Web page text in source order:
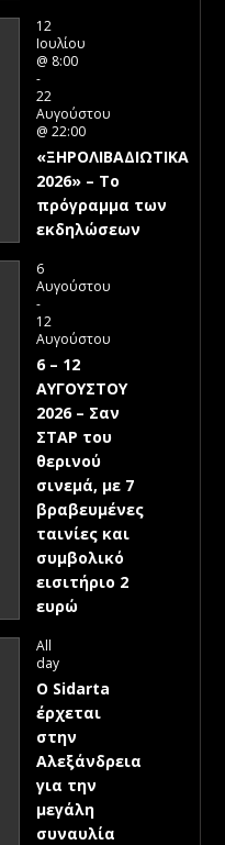
12
Ιουλίου
@ 8:00
-
22
Αυγούστου
@ 22:00
«ΞΗΡΟΛΙΒΑΔΙΩΤΙΚΑ
2026» – To
πρόγραμμα των
εκδηλώσεων
6
Αυγούστου
-
12
Αυγούστου
6 – 12
ΑΥΓΟΥΣΤΟΥ
2026 – Σαν
ΣΤΑΡ του
θερινού
σινεμά, με 7
βραβευμένες
ταινίες και
συμβολικό
εισιτήριο 2
ευρώ
All
day
Ο Sidarta
έρχεται
στην
Αλεξάνδρεια
για την
μεγάλη
συναυλία